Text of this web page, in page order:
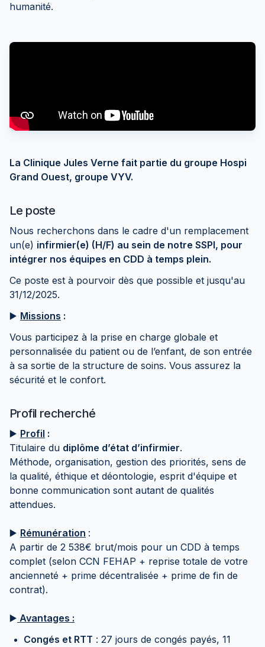
humanité.
La Clinique Jules Verne fait partie du groupe Hospi
Grand Ouest, groupe VYV.
Le poste
Nous recherchons dans le cadre d'un remplacement
un(e) infirmier(e) (H/F) au sein de notre SSPI, pour
intégrer nos équipes en CDD à temps plein.
Ce poste est à pourvoir dès que possible et jusqu'au
31/12/2025.
▶️ Missions :
Vous participez à la prise en charge globale et
personnalisée du patient ou de l’enfant, de son entrée
à sa sortie de la structure de soins. Vous assurez la
sécurité et le confort.
Profil recherché
▶️ Profil :
Titulaire du diplôme d’état d’infirmier.
Méthode, organisation, gestion des priorités, sens de
la qualité, éthique et déontologie, esprit d'équipe et
bonne communication sont autant de qualités
attendues.
▶️ Rémunération :
A partir de 2 538€ brut/mois pour un CDD à temps
complet (selon CCN FEHAP + reprise totale de votre
ancienneté + prime décentralisée + prime de fin de
contrat).
▶️ Avantages :
Congés et RTT : 27 jours de congés payés, 11